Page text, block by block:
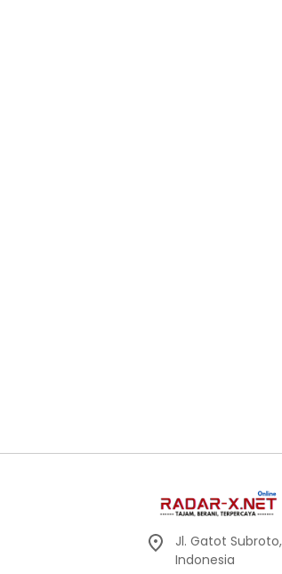
Jl. Gatot
Indonesia